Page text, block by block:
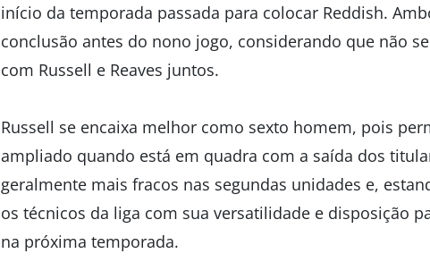
início da temporada passada para colocar Reddish.
conclusão antes do nono jogo, considerando que não
com Russell e Reaves juntos.
Russell se encaixa melhor como sexto homem, pois
ampliado quando está em quadra com a saída dos
geralmente mais fracos nas segundas unidades e,
os técnicos da liga com sua versatilidade e disposição
na próxima temporada.